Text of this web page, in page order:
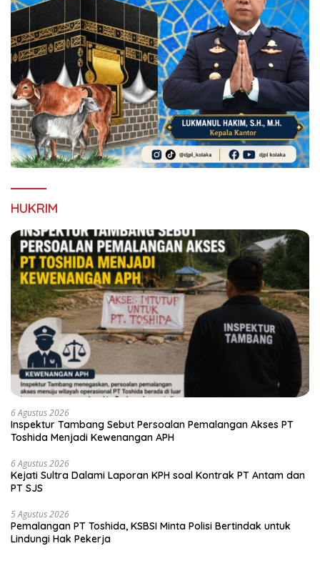
HUKRIM
6 Agustus 2026
Inspektur Tambang Sebut Persoalan Pemalangan Akses PT
Toshida Menjadi Kewenangan APH
6 Agustus 2026
Kejati Sultra Dalami Laporan KPH soal Kontrak PT Antam dan
PT SJS
5 Agustus 2026
Pemalangan PT Toshida, KSBSI Minta Polisi Bertindak untuk
Lindungi Hak Pekerja